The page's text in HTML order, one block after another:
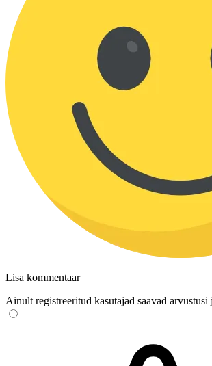
Lisa kommentaar
Ainult registreeritud kasutajad saavad arvustusi